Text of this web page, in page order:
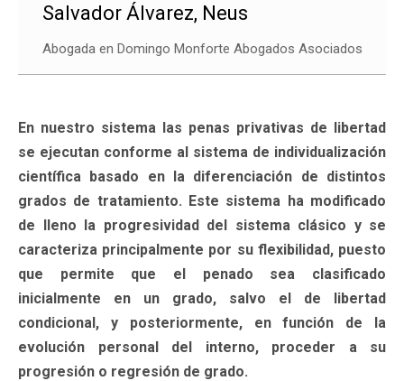
Salvador Álvarez, Neus
Abogada en Domingo Monforte Abogados Asociados
En nuestro sistema las penas privativas de libertad
se ejecutan conforme al sistema de individualización
científica basado en la diferenciación de distintos
grados de tratamiento. Este sistema ha modificado
de lleno la progresividad del sistema clásico y se
caracteriza principalmente por su flexibilidad, puesto
que permite que el penado sea clasificado
inicialmente en un grado, salvo el de libertad
condicional, y posteriormente, en función de la
evolución personal del interno, proceder a su
progresión o regresión de grado.